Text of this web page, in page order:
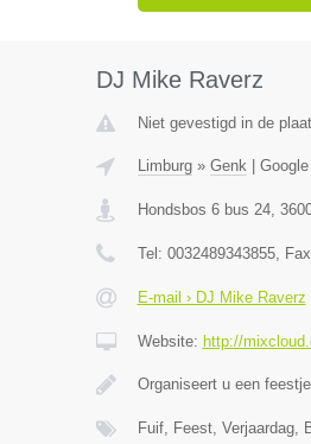
DJ Mike Raverz
Niet gevestigd in de
Limburg» Genk|
Hondsbos 6 bus 24,
Tel: 0032489343855,
E-mail › DJ Mike Raverz
Website: http://
Organiseert u een
Fuif, Feest, Verjaardag,